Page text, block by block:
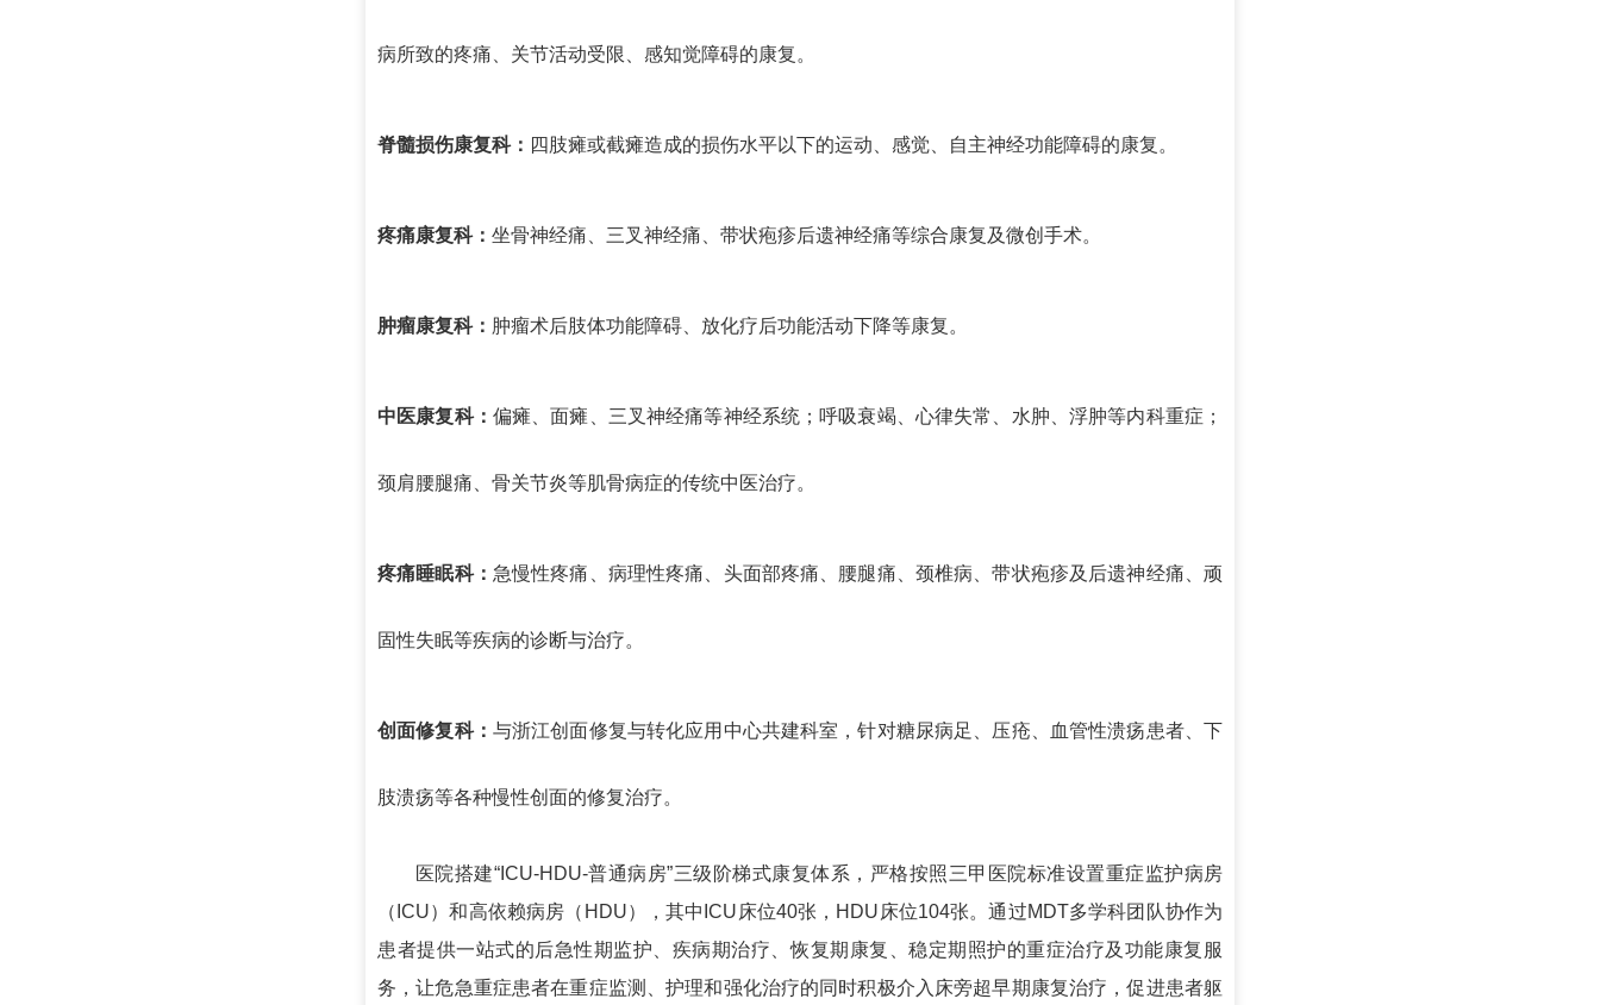
病所致的疼痛、关节活动受限、感知觉障碍的康复。
脊髓损伤康复科： 四肢瘫或截瘫造成的损伤水平以下的运动、感觉、自主神经功能障碍的康复。
疼痛康复科： 坐骨神经痛、三叉神经痛、带状疱疹后遗神经痛等综合康复及微创手术。
肿瘤康复科： 肿瘤术后肢体功能障碍、放化疗后功能活动下降等康复。
中医康复科： 偏瘫、面瘫、三叉神经痛等神经系统；呼吸衰竭、心律失常、水肿、浮肿等内科重症；
颈肩腰腿痛、骨关节炎等肌骨病症的传统中医治疗。
疼痛睡眠科： 急慢性疼痛、病理性疼痛、头面部疼痛、腰腿痛、颈椎病、带状疱疹及后遗神经痛、顽
固性失眠等疾病的诊断与治疗。
创面修复科： 与浙江创面修复与转化应用中心共建科室，针对糖尿病足、压疮、血管性溃疡患者、下
肢溃疡等各种慢性创面的修复治疗。
医院搭建“ICU-HDU-普通病房”三级阶梯式康复体系，严格按照三甲医院标准设置重症监护病房
（ICU）和高依赖病房（HDU），其中ICU床位40张，HDU床位104张。通过MDT多学科团队协作为
患者提供一站式的后急性期监护、疾病期治疗、恢复期康复、稳定期照护的重症治疗及功能康复服
务，让危急重症患者在重症监测、护理和强化治疗的同时积极介入床旁超早期康复治疗，促进患者躯